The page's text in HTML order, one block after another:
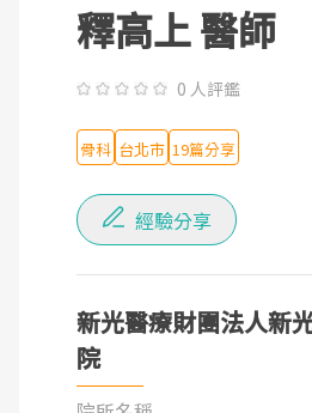
釋高上 醫師
0 人評鑑
骨科 台北市 19篇分享
經驗分享
新光醫療財團法人新
院